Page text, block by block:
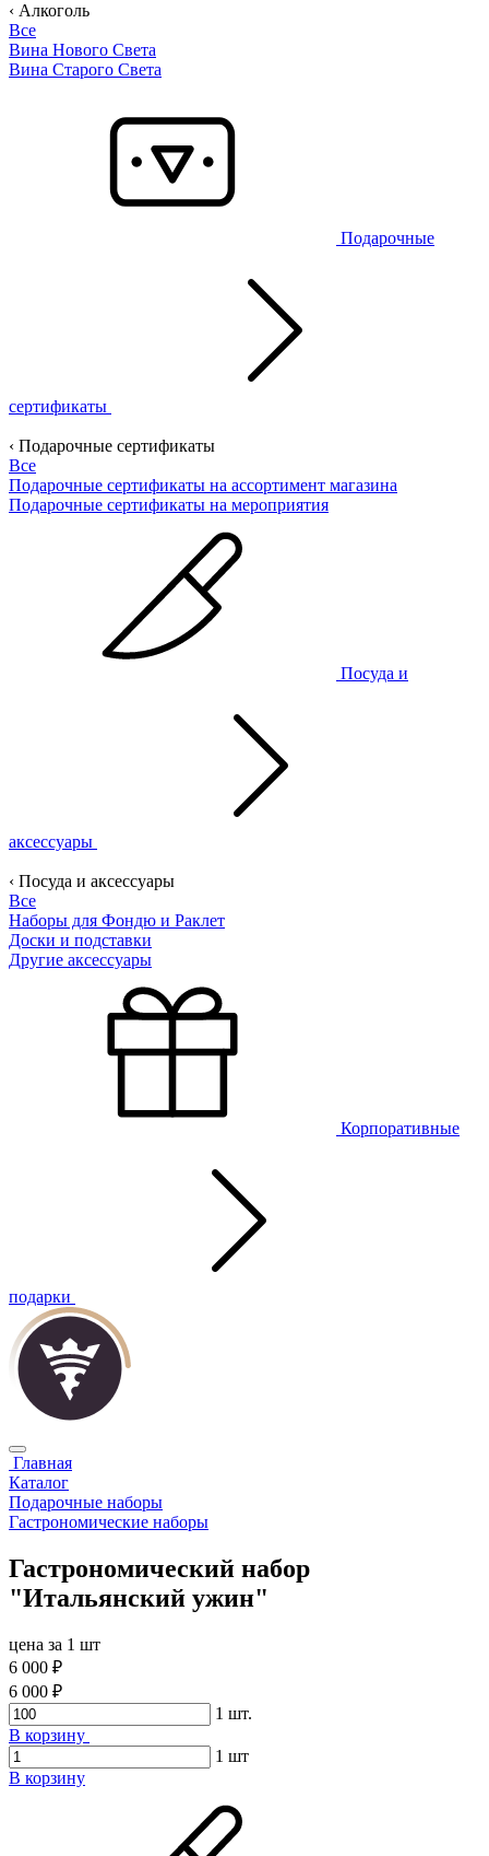
‹ Алкоголь
Все
Вина Нового Света
Вина Старого Света
Подарочные
сертификаты
‹ Подарочные сертификаты
Все
Подарочные сертификаты на ассортимент магазина
Подарочные сертификаты на мероприятия
Посуда и
аксессуары
‹ Посуда и аксессуары
Все
Наборы для Фондю и Раклет
Доски и подставки
Другие аксессуары
Корпоративные
подарки
Главная
Каталог
Подарочные наборы
Гастрономические наборы
Гастрономический набор
"Итальянский ужин"
цена за 1 шт
6 000 ₽
6 000 ₽
1 шт.
В корзину
1 шт
В корзину